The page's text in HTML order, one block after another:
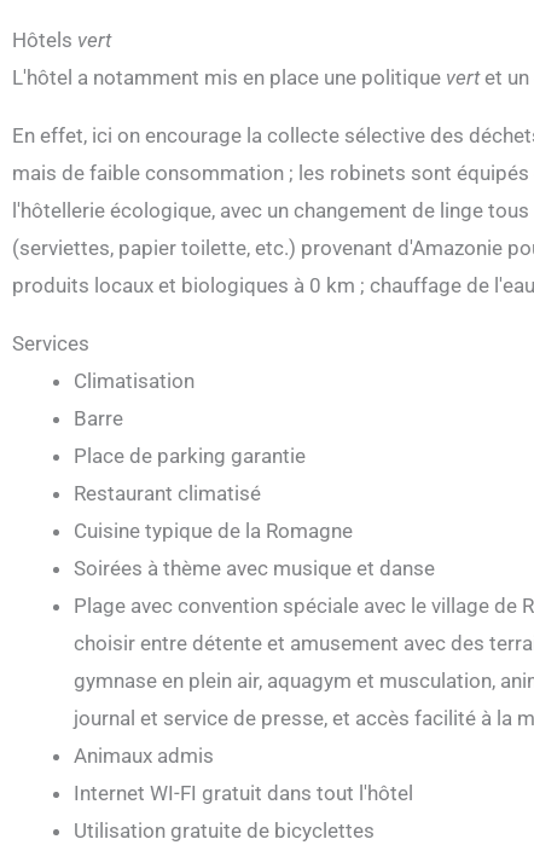
Hôtels vert
L'hôtel a notamment mis en place une politique vertet un
En effet, ici on encourage la collecte sélective des
mais de faible consommation ; les robinets sont
l'hôtellerie écologique, avec un changement de linge
(serviettes, papier toilette, etc.) provenant d'Amazonie
produits locaux et biologiques à 0 km ; chauffage de
Services
Climatisation
Barre
Place de parking garantie
Restaurant climatisé
Cuisine typique de la Romagne
Soirées à thème avec musique et danse
Plage avec convention spéciale avec le village de
choisir entre détente et amusement avec des
gymnase en plein air, aquagym et musculation,
journal et service de presse, et accès facilité à la
Animaux admis
Internet WI-FI gratuit dans tout l'hôtel
Utilisation gratuite de bicyclettes